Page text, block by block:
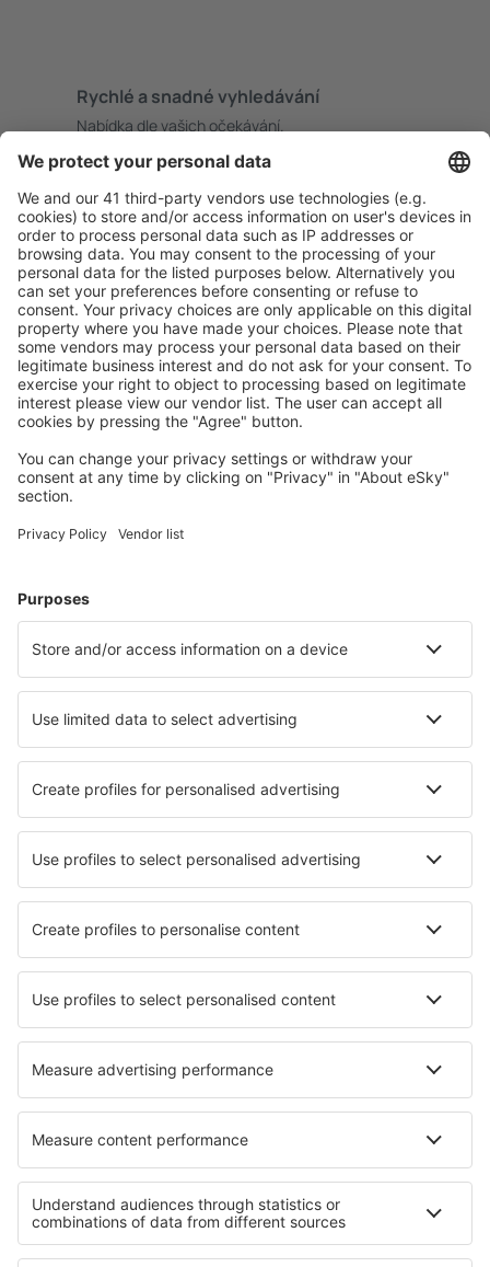
Rychlé a snadné vyhledávání
Nabídka dle vašich očekávání.
Pečlivé plánování
Bezproblémová rezervace s možností bezplatného
zrušení.
S námi ušetříte
Atraktivní ceny a speciální nabídky pro přihlášené
uživatele.
Ubytování dle vašeho gusta
Vyberte si z více než 1.3 milionu zařízení: hotelů,
Nejvyhledávanější hotely uživateli eSky
Hotely v Cordobě Hotely v Buenos Aires
Hotely v Mendoze Hotely in Tinogasta
Hotely in Gualeguay Hotely in Dina Huapi
Nejlepší hotely - města
Hotely in Cataguases Hotely Masty
Hotely in Caldogno Hotely in Iga Hotely in Chambry
Hotely in Azkoitia Hotely in Sulitjelma
Hotely in Agia Marina (Aegina)
Nejlepší hotely - regiony
Hotely v Iguazú Hotely v Tierra del Fuego
Hotely v Los Glaciares Hotely v Liptově